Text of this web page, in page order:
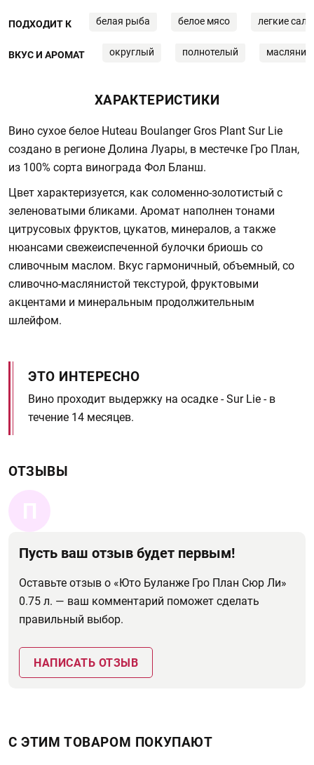
ПОДХОДИТ К белая рыба белое мясо легкие
ВКУС И АРОМАТ округлый полнотелый
ХАРАКТЕРИСТИКИ
Вино сухое белое Huteau Boulanger Gros Plant Sur Lie
создано в регионе Долина Луары, в местечке Гро План,
из 100% сорта винограда Фол Бланш.
Цвет характеризуется, как соломенно-золотистый с
зеленоватыми бликами. Аромат наполнен тонами
цитрусовых фруктов, цукатов, минералов, а также
нюансами свежеиспеченной булочки бриошь со
сливочным маслом. Вкус гармоничный, объемный, со
сливочно-маслянистой текстурой, фруктовыми
акцентами и минеральным продолжительным
шлейфом.
ЭТО ИНТЕРЕСНО
Вино проходит выдержку на осадке - Sur Lie - в
течение 14 месяцев.
ОТЗЫВЫ
П
Пусть ваш отзыв будет первым!
Оставьте отзыв о «Юто Буланже Гро План Сюр Ли»
0.75 л. — ваш комментарий поможет сделать
правильный выбор.
НАПИСАТЬ ОТЗЫВ
С ЭТИМ ТОВАРОМ ПОКУПАЮТ